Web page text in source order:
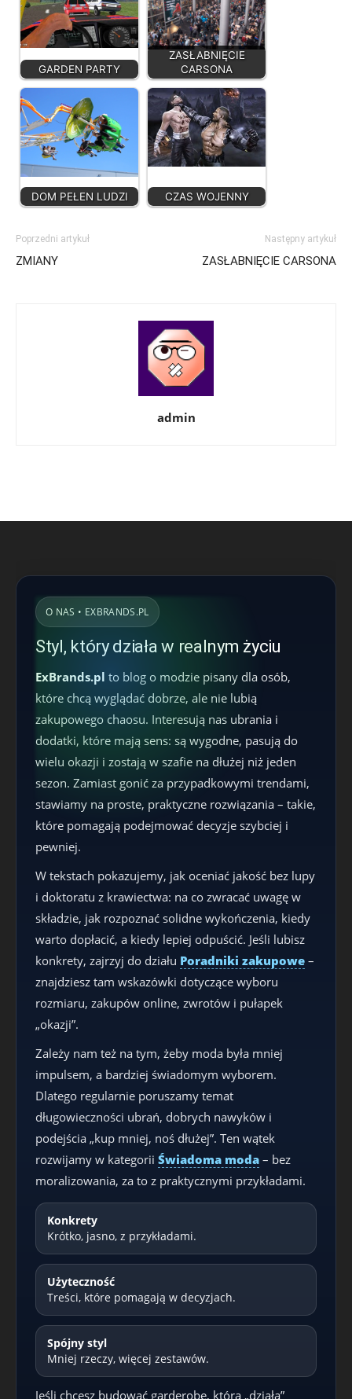
GARDEN PARTY
ZASŁABNIĘCIE
CARSONA
DOM PEŁEN LUDZI CZAS WOJENNY
Poprzedni artykuł
ZMIANY
Następny artykuł
ZASŁABNIĘCIE CARSONA
admin
O NAS • EXBRANDS.PL
Styl, który działa w realnym życiu
ExBrands.pl to blog o modzie pisany dla osób,
które chcą wyglądać dobrze, ale nie lubią
zakupowego chaosu. Interesują nas ubrania i
dodatki, które mają sens: są wygodne, pasują do
wielu okazji i zostają w szafie na dłużej niż jeden
sezon. Zamiast gonić za przypadkowymi trendami,
stawiamy na proste, praktyczne rozwiązania – takie,
które pomagają podejmować decyzje szybciej i
pewniej.
W tekstach pokazujemy, jak oceniać jakość bez lupy
i doktoratu z krawiectwa: na co zwracać uwagę w
składzie, jak rozpoznać solidne wykończenia, kiedy
warto dopłacić, a kiedy lepiej odpuścić. Jeśli lubisz
konkrety, zajrzyj do działu Poradniki zakupowe –
znajdziesz tam wskazówki dotyczące wyboru
rozmiaru, zakupów online, zwrotów i pułapek
„okazji”.
Zależy nam też na tym, żeby moda była mniej
impulsem, a bardziej świadomym wyborem.
Dlatego regularnie poruszamy temat
długowieczności ubrań, dobrych nawyków i
podejścia „kup mniej, noś dłużej”. Ten wątek
rozwijamy w kategorii Świadoma moda – bez
moralizowania, za to z praktycznymi przykładami.
Konkrety
Krótko, jasno, z przykładami.
Użyteczność
Treści, które pomagają w decyzjach.
Spójny styl
Mniej rzeczy, więcej zestawów.
Jeśli chcesz budować garderobę, która „działa”